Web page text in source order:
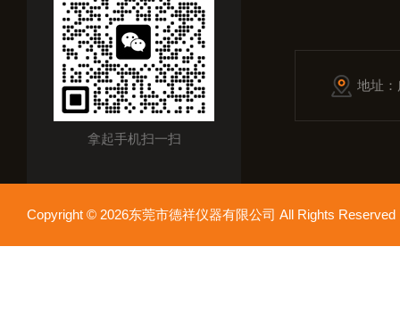
拿起手机扫一扫
地址
Copyright © 2026东莞市德祥仪器有限公司 All Rights